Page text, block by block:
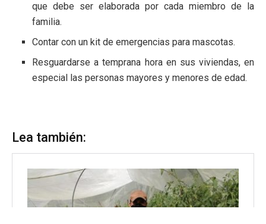
que debe ser elaborada por cada miembro de la
familia.
Contar con un kit de emergencias para mascotas.
Resguardarse a temprana hora en sus viviendas, en
especial las personas mayores y menores de edad.
Lea también: